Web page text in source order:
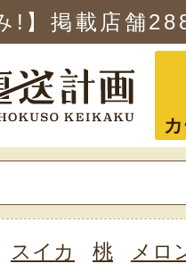
!】掲載店舗
スイカ 桃 メロ